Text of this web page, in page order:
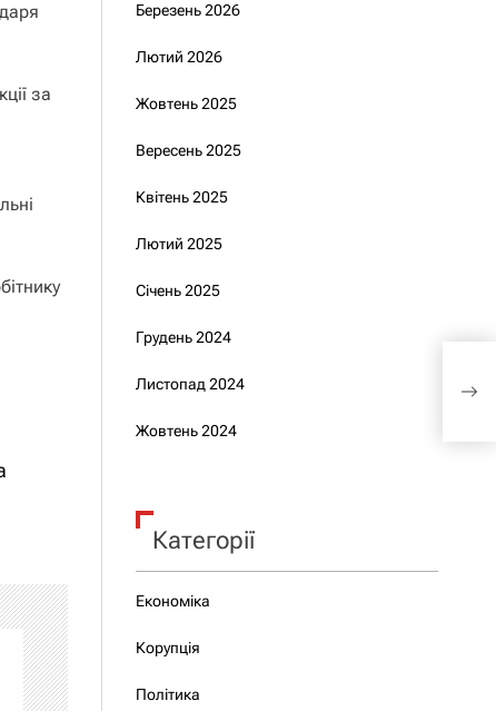
за
Березень 2026
Лютий 2026
Жовтень 2025
Вересень 2025
Квітень 2025
Лютий 2025
Січень 2025
Грудень 2024
Листопад 2024
Жовтень 2024
Категорії
Економіка
Корупція
Політика